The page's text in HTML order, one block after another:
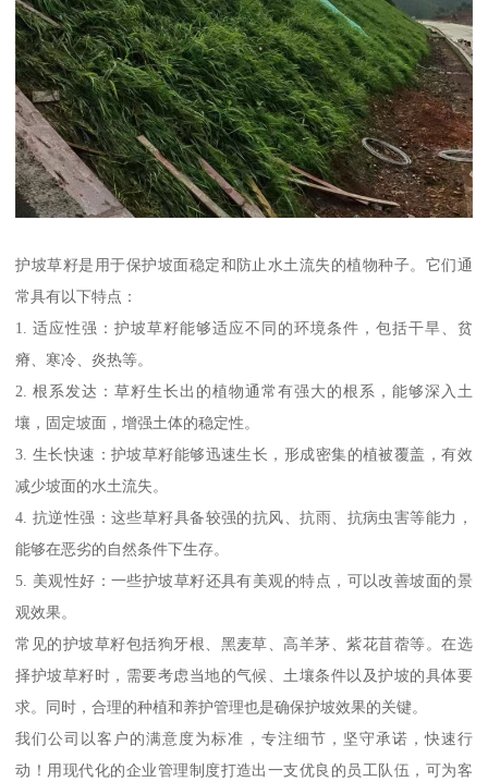
护坡草籽是用于保护坡面稳定和防止水土流失的植物种子。它们通
常具有以下特点：
1. 适应性强：护坡草籽能够适应不同的环境条件，包括干旱、贫
瘠、寒冷、炎热等。
2. 根系发达：草籽生长出的植物通常有强大的根系，能够深入土
壤，固定坡面，增强土体的稳定性。
3. 生长快速：护坡草籽能够迅速生长，形成密集的植被覆盖，有效
减少坡面的水土流失。
4. 抗逆性强：这些草籽具备较强的抗风、抗雨、抗病虫害等能力，
能够在恶劣的自然条件下生存。
5. 美观性好：一些护坡草籽还具有美观的特点，可以改善坡面的景
观效果。
常见的护坡草籽包括狗牙根、黑麦草、高羊茅、紫花苜蓿等。在选
择护坡草籽时，需要考虑当地的气候、土壤条件以及护坡的具体要
求。同时，合理的种植和养护管理也是确保护坡效果的关键。
我们公司以客户的满意度为标准，专注细节，坚守承诺，快速行
动！用现代化的企业管理制度打造出一支优良的员工队伍，可为客